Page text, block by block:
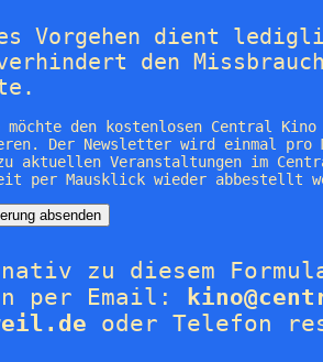
Vorgehen dient
den
möchte den kostenlosen Central
Der Newsletter wird einmal pro
aktuellen Veranstaltungen im
per Mausklick wieder abbestellt
zu diesem
per Email:
oder Telefon